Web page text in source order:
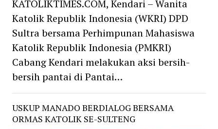
KATOLIKTIMES.COM, Kendari – Wanita
Katolik Republik Indonesia (WKRI) DPD
Sultra bersama Perhimpunan Mahasiswa
Katolik Republik Indonesia (PMKRI)
Cabang Kendari melakukan aksi bersih-
bersih pantai di Pantai…
USKUP MANADO BERDIALOG BERSAMA
ORMAS KATOLIK SE-SULTENG